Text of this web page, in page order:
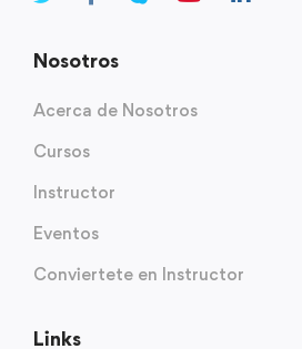
Nosotros
Acerca de Nosotros
Cursos
Instructor
Eventos
Conviertete en Instructor
Links